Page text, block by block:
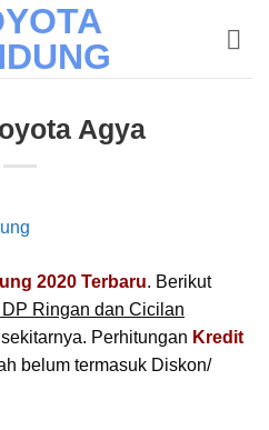
Agya
2020 Terbaru. Berikut
Ringan dan Cicilan
Perhitungan Kredit
belum termasuk Diskon/